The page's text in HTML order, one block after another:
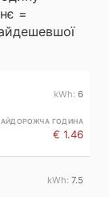
=
6
€ 1.46
7.5